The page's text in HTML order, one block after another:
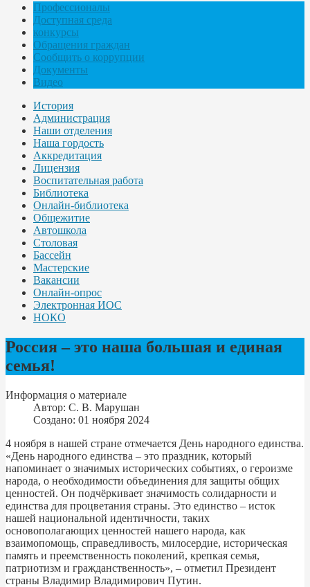
Профессионалы
Доступная среда
конкурсы
Обращения граждан
Сообщить о коррупции
Документы
Видео
История
Администрация
Наши отделения
Наша гордость
Аккредитация
Лицензия
Воспитательная работа
Библиотека
Онлайн-библиотека
Общежитие
Автошкола
Столовая
Бассейн
Мастерские
Вакансии
Онлайн-опрос
Электронная ИОС
НОКО
Россия – это наша большая и единая
семья!
Информация о материале
Автор: С. В. Марушан
Создано: 01 ноября 2024
4 ноября в нашей стране отмечается День народного единства.
«День народного единства – это праздник, который
напоминает о значимых исторических событиях, о героизме
народа, о необходимости объединения для защиты общих
ценностей. Он подчёркивает значимость солидарности и
единства для процветания страны. Это единство – исток
нашей национальной идентичности, таких
основополагающих ценностей нашего народа, как
взаимопомощь, справедливость, милосердие, историческая
память и преемственность поколений, крепкая семья,
патриотизм и гражданственность», – отметил Президент
страны Владимир Владимирович Путин.